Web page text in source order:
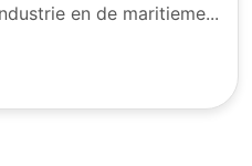
en de maritieme...